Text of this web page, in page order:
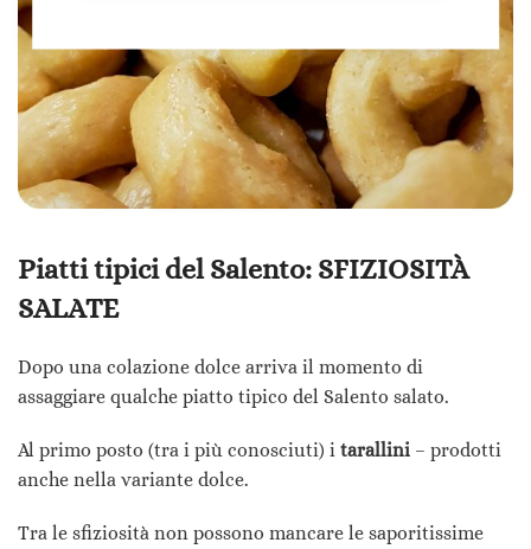
Piatti tipici del Salento: SFIZIOSITÀ
SALATE
Dopo una colazione dolce arriva il momento di
assaggiare qualche piatto tipico del Salento salato.
Al primo posto (tra i più conosciuti) i tarallini – prodotti
anche nella variante dolce.
Tra le sfiziosità non possono mancare le saporitissime